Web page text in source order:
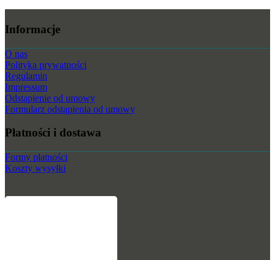
Informacje
O nas
Polityka prywatności
Regulamin
Impressum
Odstąpienie od umowy
Formularz odstąpienia od umowy
Płatności i dostawa
Formy płatności
Koszty wysyłki